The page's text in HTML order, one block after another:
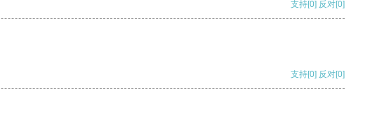
支持[0] 反对[0]
支持[0] 反对[0]